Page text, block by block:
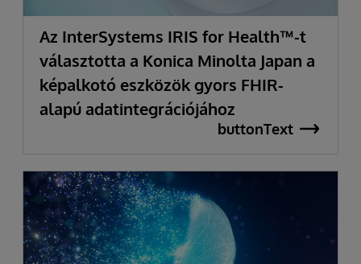
Az InterSystems IRIS for Health™-t
választotta a Konica Minolta Japan a
képalkotó eszközök gyors FHIR-
alapú adatintegrációjához
buttonText